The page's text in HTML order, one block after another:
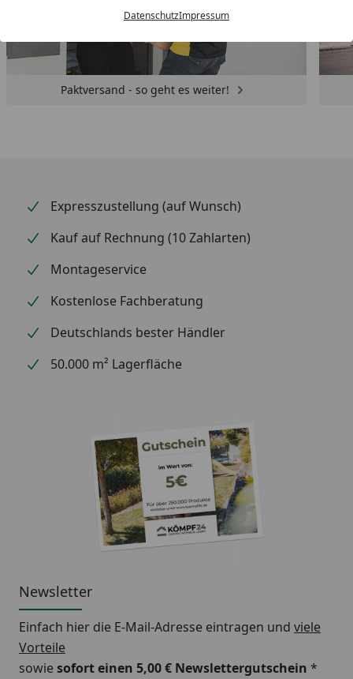
DatenschutzImpressum
Paktversand - so geht es weiter!
Expresszustellung (auf Wunsch)
Kauf auf Rechnung (10 Zahlarten)
Montageservice
Kostenlose Fachberatung
Deutschlands bester Händler
50.000 m² Lagerfläche
Newsletter
Einfach hier die E-Mail-Adresse eintragen und viele
Vorteile
sowiesofort einen 5,00 € Newslettergutschein *